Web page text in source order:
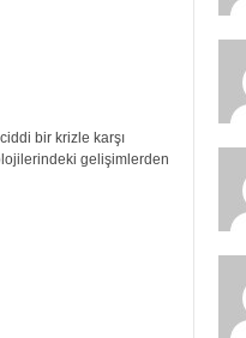
bir krizle karşı
gelişimlerden